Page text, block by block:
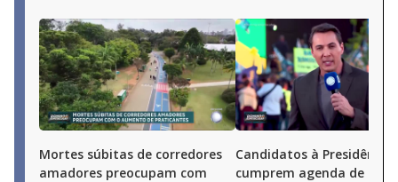
Mortes súbitas de corredores
amadores preocupam com
Candidatos à Presidência
cumprem agenda de